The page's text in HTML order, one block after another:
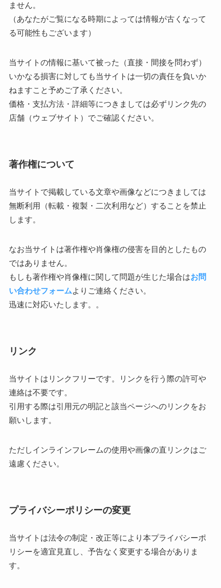
ません。
（あなたがご覧になる時期によっては情報が古くなって
る可能性もございます）
当サイトの情報に基いて被った（直接・間接を問わず）
いかなる損害に対しても当サイトは一切の責任を負いか
ねますこと予めご了承ください。
価格・支払方法・詳細等につきましては必ずリンク先の
店舗（ウェブサイト）でご確認ください。
著作権について
当サイトで掲載している文章や画像などにつきましては
無断利用（転載・複製・二次利用など）することを禁止
します。
なお当サイトは著作権や肖像権の侵害を目的としたもの
ではありません。
もしも著作権や肖像権に関して問題が生じた場合はお問
い合わせフォームよりご連絡ください。
迅速に対応いたします。。
リンク
当サイトはリンクフリーです。リンクを行う際の許可や
連絡は不要です。
引用する際は引用元の明記と該当ページへのリンクをお
願いします。
ただしインラインフレームの使用や画像の直リンクはご
遠慮ください。
プライバシーポリシーの変更
当サイトは法令の制定・改正等により本プライバシーポ
リシーを適宜見直し、予告なく変更する場合がありま
す。